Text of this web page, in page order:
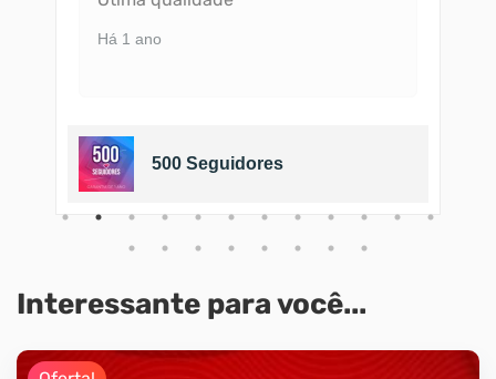
Há 1 ano
500 Seguidores
Interessante para você...